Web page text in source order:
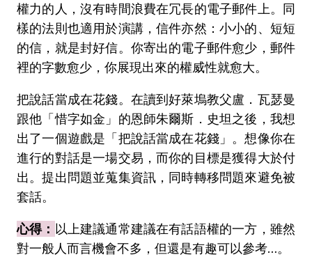
權力的人，沒有時間浪費在冗長的電子郵件上。同
樣的法則也適用於演講，信件亦然：小小的、短短
的信，就是封好信。你寄出的電子郵件愈少，郵件
裡的字數愈少，你展現出來的權威性就愈大。
把說話當成在花錢。在讀到好萊塢教父盧．瓦瑟曼
跟他「惜字如金」的恩師朱爾斯．史坦之後，我想
出了一個遊戲是「把說話當成在花錢」。想像你在
進行的對話是一場交易，而你的目標是獲得大於付
出。提出問題並蒐集資訊，同時轉移問題來避免被
套話。
心得： 以上建議通常建議在有話語權的一方，雖然
對一般人而言機會不多，但還是有趣可以參考…。